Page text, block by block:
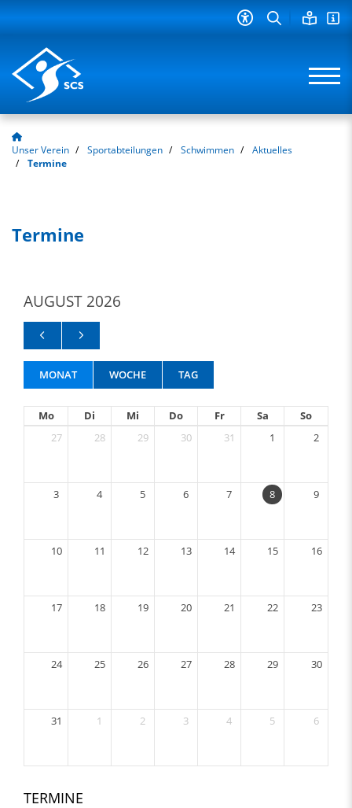
Unser Verein Sportabteilungen Schwimmen
Aktuelles
Termine
Termine
AUGUST 2026
MONAT WOCHE TAG
Mo Di Mi Do Fr Sa
So
27
28 29 30 31 1 2
3 4 5 6 7 8 9
10 11 12 13 14 15 16
17 18 19 20 21 22 23
24 25 26 27 28 29 30
31 1 2 3 4 5 6
TERMINE